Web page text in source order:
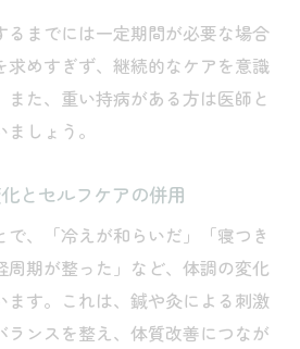
るまでには一定期間が必要な場合
求めすぎず、継続的なケアを意識
た、重い持病がある方は医師と
しょう。
とセルフケアの併用
、「冷えが和らいだ」「寝つき
周期が整った」など、体調の変化
ます。これは、鍼や灸による刺激
ランスを整え、体質改善につなが